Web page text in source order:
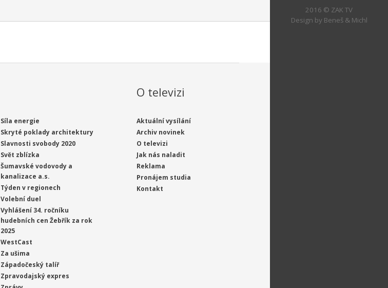
2016 © ZAK TV
Design by Beneš & Michl
Síla energie
Skryté poklady architektury
Slavnosti svobody 2020
Svět zblízka
Šumavské vodovody a
kanalizace a.s.
Týden v regionech
Volební duel
Vyhlášení 34. ročníku
hudebních cen Žebřík za rok
2025
WestCast
Za ušima
Západočeský talíř
Zpravodajský expres
O televizi
Aktuální vysílání
Archiv novinek
O televizi
Jak nás naladit
Reklama
Pronájem studia
Kontakt